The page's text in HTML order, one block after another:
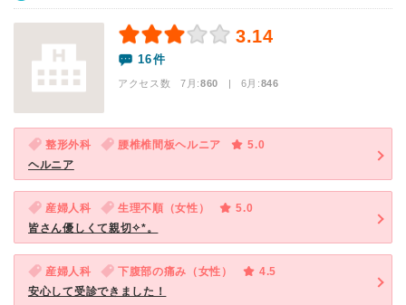
3.14
16件
アクセス数 7月:860 | 6月:846
整形外科 腰椎椎間板ヘルニア
5.0
ヘルニア
産婦人科 生理不順（女性）
5.0
皆さん優しくて親切✧︎*。
産婦人科 下腹部の痛み（女性）
4.5
安心して受診できました！